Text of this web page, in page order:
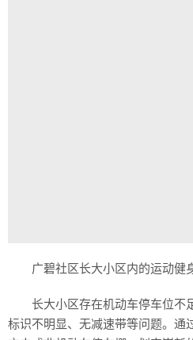
广碧社区长大小区内的运动健
长大小区存在机动车停车位不
标识不明显、无减速带等问题。通